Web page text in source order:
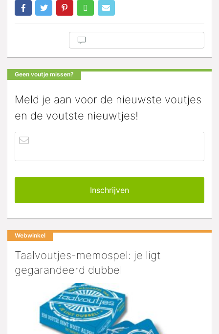
Geen voutje missen?
Meld je aan voor de nieuwste voutjes
en de voutste nieuwtjes!
Webwinkel
Taalvoutjes-memospel: je ligt
gegarandeerd dubbel